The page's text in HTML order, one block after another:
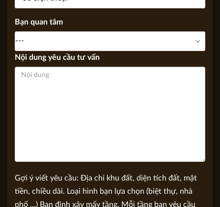
Số điện thoại
Bạn quan tâm